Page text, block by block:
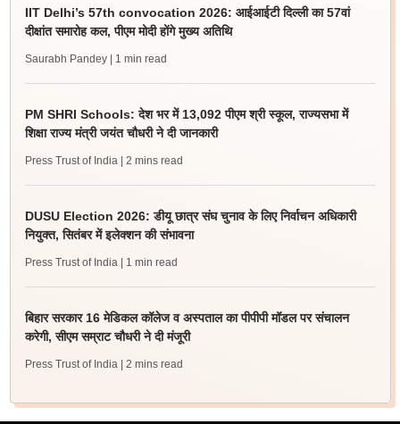
IIT Delhi’s 57th convocation 2026: आईआईटी दिल्ली का 57वां
दीक्षांत समारोह कल, पीएम मोदी होंगे मुख्य अतिथि
Saurabh Pandey | 1 min read
PM SHRI Schools: देश भर में 13,092 पीएम श्री स्कूल, राज्यसभा में
शिक्षा राज्य मंत्री जयंत चौधरी ने दी जानकारी
Press Trust of India | 2 mins read
DUSU Election 2026: डीयू छात्र संघ चुनाव के लिए निर्वाचन अधिकारी
नियुक्त, सितंबर में इलेक्शन की संभावना
Press Trust of India | 1 min read
बिहार सरकार 16 मेडिकल कॉलेज व अस्पताल का पीपीपी मॉडल पर संचालन
करेगी, सीएम सम्राट चौधरी ने दी मंजूरी
Press Trust of India | 2 mins read